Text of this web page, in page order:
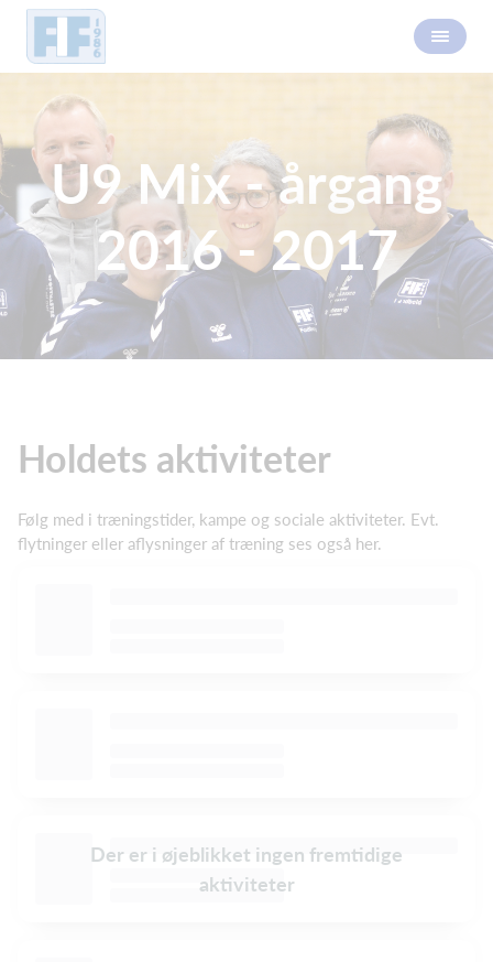
U9 Mix - årgang
2016 - 2017
Holdets aktiviteter
Følg med i træningstider, kampe og sociale aktiviteter. Evt.
flytninger eller aflysninger af træning ses også her.
Der er i øjeblikket ingen fremtidige
aktiviteter